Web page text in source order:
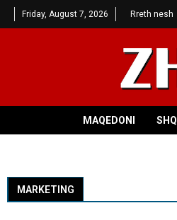
Friday, August 7, 2026 Rreth nesh
MAQEDONI
MARKETING